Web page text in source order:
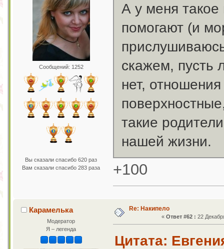
Сообщений: 1252
Вы сказали спасибо 620 раз
Вам сказали спасибо 283 раза
А у меня такое
помогают (и
скажем, пусть
нет,
такие
нашей жизни.
+100
Карамелька
Модератор
Я – легенда
Re: Накипело
« Ответ #62 : 22
Цитата: